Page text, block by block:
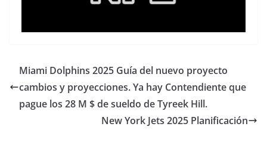
Miami Dolphins 2025 Guía del nuevo proyecto
cambios y proyecciones. Ya hay Contendiente que
pague los 28 M $ de sueldo de Tyreek Hill.
New York Jets 2025 Planificación